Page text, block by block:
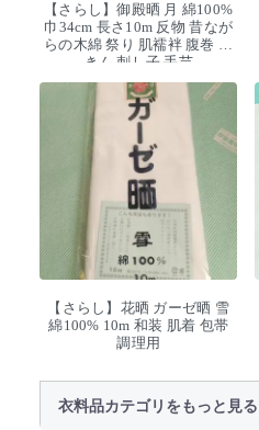
【さらし】御殿晒 月 綿100%
巾34cm 長さ10m 反物 昔なが
らの木綿 祭り 肌襦袢 腹巻 ふ
きん 刺し子 手芸
【さらし】花晒 ガーゼ晒 雪
綿100% 10m 和装 肌着 包帯
調理用
衣料品カテゴリをもっと見る